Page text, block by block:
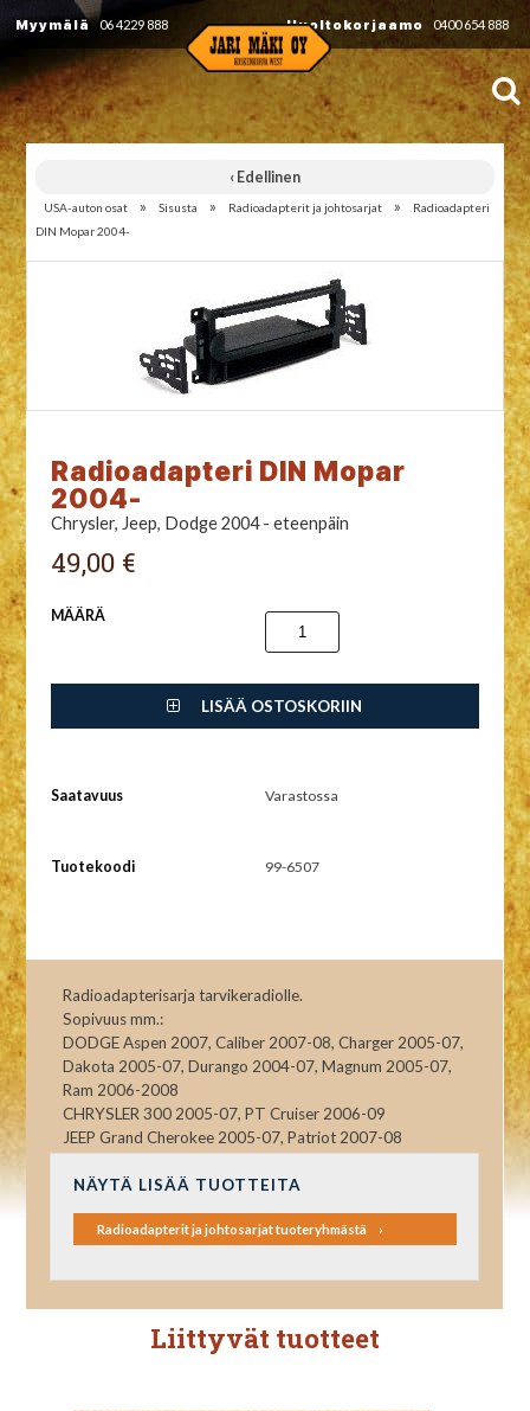
Myymälä 06 4229 888 Huoltokorjaamo 0400 654 888
‹ Edellinen
USA-auton osat » Sisusta » Radioadapterit ja johtosarjat »
Radioadapteri
DIN Mopar 2004-
Radioadapteri DIN Mopar
2004-
Chrysler, Jeep, Dodge 2004 - eteenpäin
49,00 €
MÄÄRÄ
LISÄÄ OSTOSKORIIN
Saatavuus Varastossa
Tuotekoodi 99-6507
Radioadapterisarja tarvikeradiolle.
Sopivuus mm.:
DODGE Aspen 2007, Caliber 2007-08, Charger 2005-07,
Dakota 2005-07, Durango 2004-07, Magnum 2005-07,
Ram 2006-2008
CHRYSLER 300 2005-07, PT Cruiser 2006-09
JEEP Grand Cherokee 2005-07, Patriot 2007-08
NÄYTÄ LISÄÄ TUOTTEITA
Radioadapterit ja johtosarjat tuoteryhmästä
Liittyvät tuotteet